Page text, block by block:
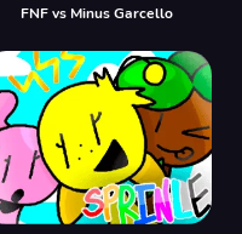
FNF vs Minus Garcello